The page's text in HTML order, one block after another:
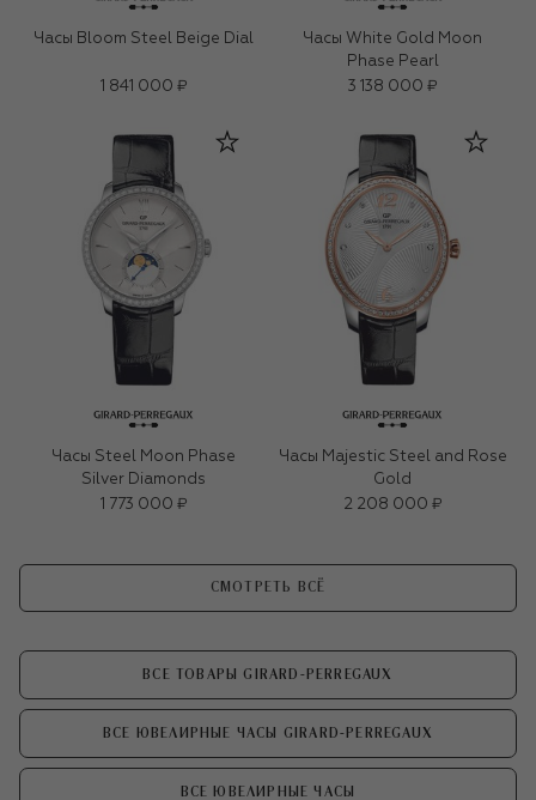
Часы Bloom Steel Beige Dial
1 841 000 ₽
Часы White Gold Moon
Phase Pearl
3 138 000 ₽
Часы Steel Moon Phase
Silver Diamonds
1 773 000 ₽
Часы Majestic Steel and Rose
Gold
2 208 000 ₽
СМОТРЕТЬ ВСЁ
ВСЕ ТОВАРЫ GIRARD-PERREGAUX
ВСЕ ЮВЕЛИРНЫЕ ЧАСЫ GIRARD-PERREGAUX
ВСЕ ЮВЕЛИРНЫЕ ЧАСЫ